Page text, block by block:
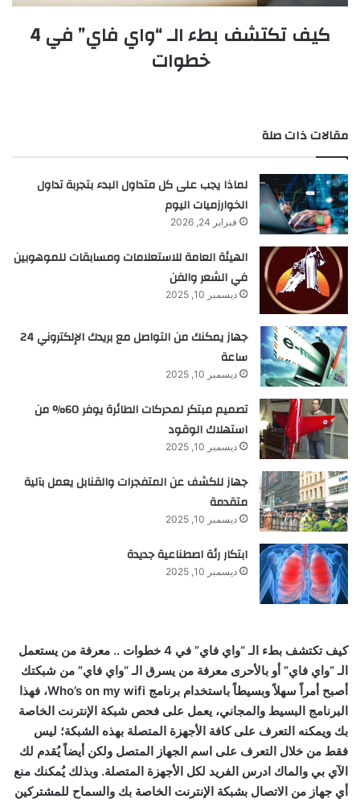
كيف تكتشف بطء الـ “واي فاي” في 4
خطوات
مقالات ذات صلة
لماذا يجب على كل متداول البدء بتجربة تداول
الخوارزميات اليوم
فبراير 24, 2026
الهيئة العامة للاستعلامات ومسابقات للموهوبين
في الشعر والفن
ديسمبر 10, 2025
جهاز يمكنك من التواصل مع بريدك الإلكتروني 24
ساعة
ديسمبر 10, 2025
تصميم مبتكر لمحركات الطائرة يوفر 60% من
استهلاك الوقود
ديسمبر 10, 2025
جهاز للكشف عن المتفجرات والقنابل يعمل بآلية
متقدمة
ديسمبر 10, 2025
ابتكار رئة اصطناعية جديدة
ديسمبر 10, 2025
كيف تكتشف بطء الـ “واي فاي” في 4 خطوات .. معرفة من يستعمل
الـ “واي فاي” أو بالأحرى معرفة من يسرق الـ “واي فاي” من شبكتك
أصبح أمراً سهلاً وبسيطاً باستخدام برنامج Who’s on my wifi، فهذا
البرنامج البسيط والمجاني، يعمل على فحص شبكة الإنترنت الخاصة
بك ويمكنه التعرف على كافة الأجهزة المتصلة بهذه الشبكة؛ ليس
فقط من خلال التعرف على اسم الجهاز المتصل ولكن أيضاً يُقدم لك
الآي بي والماك ادرس الفريد لكل الأجهزة المتصلة. وبذلك يُمكنك منع
أي جهاز من الاتصال بشبكة الإنترنت الخاصة بك والسماح للمشتركين